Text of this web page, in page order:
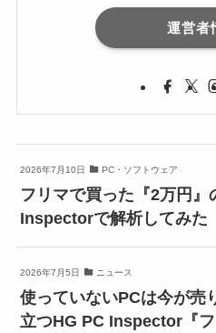
運営者
2026年7月10日 PC・ソフトウェア
フリマで買った『2万円』
Inspectorで解析してみた
2026年7月5日 ニュース
使っていないPCは今が売
立つHG PC Inspector『